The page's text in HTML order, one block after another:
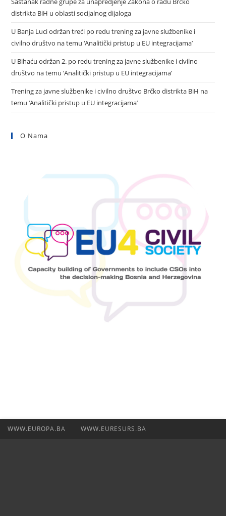
distrikta BiH u oblasti socijalnog dijaloga
U Banja Luci održan treći po redu trening za javne službenike i
civilno društvo na temu ‘Analitički pristup u EU integracijama’
U Bihaću održan 2. po redu trening za javne službenike i civilno
društvo na temu ‘Analitički pristup u EU integracijama’
Trening za javne službenike i civilno društvo Brčko distrikta BiH na
temu ‘Analitički pristup u EU integracijama’
O Nama
WWW.EUROPA.BA WWW.EURESURS.BA